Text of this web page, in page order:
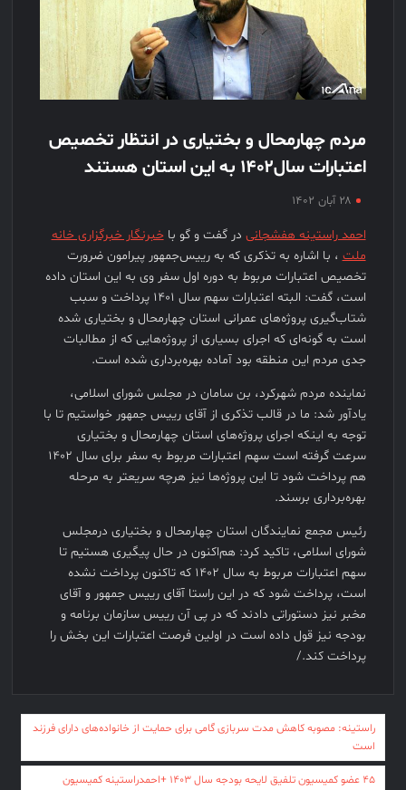
مردم چهارمحال و بختیاری در انتظار تخصیص
اعتبارات سال۱۴۰۲ به این استان هستند
۲۸ آبان ۱۴۰۲
احمد راستینه هفشجانی در گفت و گو باخبرنگار خبرگزاری خانه
ملت، با اشاره به تذکری که به رییس‌جمهور پیرامون ضرورت
تخصیص اعتبارات مربوط به دوره اول سفر وی به این استان داده
است، گفت: البته اعتبارات سهم سال ۱۴۰۱ پرداخت و سبب
شتاب‌گیری پروژه‌های عمرانی استان چهارمحال و بختیاری شده
است به گونه‌ای که اجرای بسیاری از پروژه‌هایی که از مطالبات
جدی مردم این منطقه بود آماده بهره‌برداری شده است.
نماینده مردم شهرکرد، بن سامان در مجلس شورای اسلامی،
یادآور شد: ما در قالب تذکری از آقای رییس جمهور خواستیم تا با
توجه به اینکه اجرای پروژه‌های استان چهارمحال و بختیاری
سرعت گرفته است سهم اعتبارات مربوط به سفر برای سال ۱۴۰۲
هم پرداخت شود تا این پروژه‌ها نیز هرچه سریعتر به مرحله
بهره‌برداری برسند.
رئیس مجمع نمایندگان استان چهارمحال و بختیاری درمجلس
شورای اسلامی، تاکید کرد: هم‌اکنون در حال پیگیری هستیم تا
سهم اعتبارات مربوط به سال ۱۴۰۲ که تاکنون پرداخت نشده
است، پرداخت شود که در این راستا آقای رییس جمهور و آقای
مخبر نیز دستوراتی دادند که در پی آن رییس سازمان برنامه و
بودجه نیز قول داده است در اولین فرصت اعتبارات این بخش را
پرداخت کند./
راهبری
نوشته
راستینه: مصوبه کاهش مدت سربازی گامی برای حمایت از خانواده‌های دارای فرزند
است
۴۵ عضو کمیسیون تلفیق لایحه بودجه سال ۱۴۰۳ +احمدراستینه کمیسیون